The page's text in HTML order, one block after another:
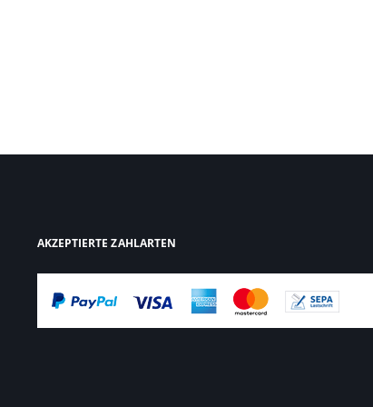
AKZEPTIERTE ZAHLARTEN